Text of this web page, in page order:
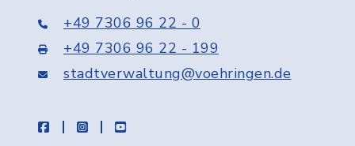
+49 7306 96 22 - 0
+49 7306 96 22 - 199
stadtverwaltung@voehringen.de
facebookinstagramyoutube